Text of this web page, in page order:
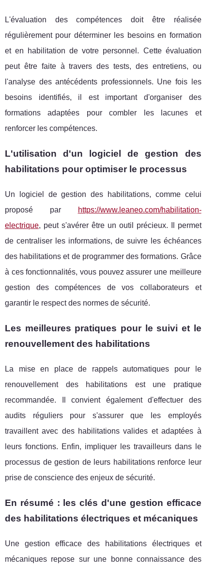
L'évaluation des compétences doit être réalisée
régulièrement pour déterminer les besoins en formation
et en habilitation de votre personnel. Cette évaluation
peut être faite à travers des tests, des entretiens, ou
l'analyse des antécédents professionnels. Une fois les
besoins identifiés, il est important d'organiser des
formations adaptées pour combler les lacunes et
renforcer les compétences.
L'utilisation d'un logiciel de gestion des
habilitations pour optimiser le processus
Un logiciel de gestion des habilitations, comme celui
proposé par
https://www.leaneo.com/habilitation-
electrique, peut s'avérer être un outil précieux. Il permet
de centraliser les informations, de suivre les échéances
des habilitations et de programmer des formations. Grâce
à ces fonctionnalités, vous pouvez assurer une meilleure
gestion des compétences de vos collaborateurs et
garantir le respect des normes de sécurité.
Les meilleures pratiques pour le suivi et le
renouvellement des habilitations
La mise en place de rappels automatiques pour le
renouvellement des habilitations est une pratique
recommandée. Il convient également d'effectuer des
audits réguliers pour s'assurer que les employés
travaillent avec des habilitations valides et adaptées à
leurs fonctions. Enfin, impliquer les travailleurs dans le
processus de gestion de leurs habilitations renforce leur
prise de conscience des enjeux de sécurité.
En résumé : les clés d'une gestion efficace
des habilitations électriques et mécaniques
Une gestion efficace des habilitations électriques et
mécaniques repose sur une bonne connaissance des